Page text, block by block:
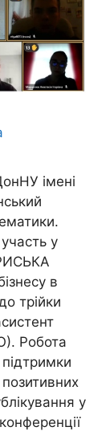
імені
у
в
трійки
Робота
у